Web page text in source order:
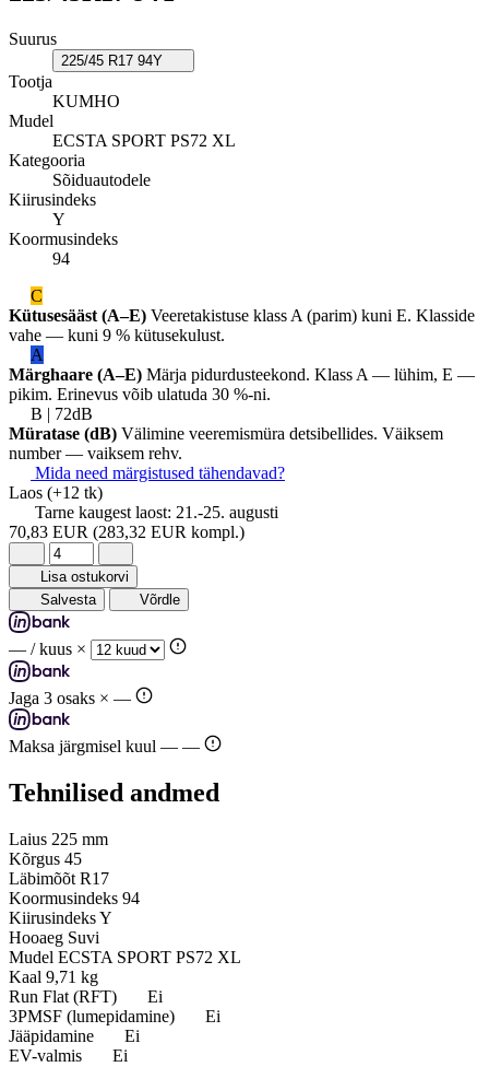
Suurus
225/45 R17 94Y
Tootja
KUMHO
Mudel
ECSTA SPORT PS72 XL
Kategooria
Sõiduautodele
Kiirusindeks
Y
Koormusindeks
94
C
Kütusesääst (A–E) Veeretakistuse klass A (parim) kuni E. Klasside
vahe — kuni 9 % kütusekulust.
A
Märghaare (A–E) Märja pidurdusteekond. Klass A — lühim, E —
pikim. Erinevus võib ulatuda 30 %-ni.
B | 72dB
Müratase (dB) Välimine veeremismüra detsibellides. Väiksem
number — vaiksem rehv.
Mida need märgistused tähendavad?
Laos (+12 tk)
Tarne kaugest laost: 21.-25. augusti
70,83 EUR (283,32 EUR kompl.)
Lisa ostukorvi
Salvesta
Võrdle
— / kuus ×
Jaga 3 osaks × —
Maksa järgmisel kuul — —
Tehnilised andmed
Laius 225 mm
Kõrgus 45
Läbimõõt R17
Koormusindeks 94
KiirusindeksY
Hooaeg Suvi
Mudel ECSTA SPORT PS72 XL
Kaal 9,71 kg
Run Flat (RFT)
Ei
3PMSF (lumepidamine)
Ei
Jääpidamine
Ei
EV-valmis
Ei